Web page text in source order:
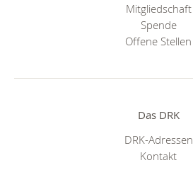
Mitgliedschaft
Spende
Offene Stellen
Das DRK
DRK-Adressen
Kontakt